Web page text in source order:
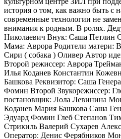
история о том, как важно быть с
современные технологии не
внимания к родным. В ролях.
Николаевич Внук: Саша Петлин
Мама: Аврора Родители матери:
Сири ( собака ) Оливер Автор
Второй режиссер: Аврора
Илья Коданев Константин
Башкова Реквизитор: Саша
Фомин Второй Звукорежиссер:
постановщик: Лола Левинина
Коданев Мария Башкова Саша
Эдуард Фомин Глеб Степанов
Стрикиль Валерий Сухарев
Оператор: Денис Ферябников